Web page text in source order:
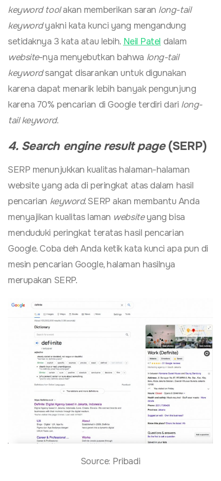
keyword toolakan memberikan saran long-tail
keywordyakni kata kunci yang mengandung
setidaknya 3 kata atau lebih. Neil Patel dalam
website-nya menyebutkan bahwa long-tail
keywordsangat disarankan untuk digunakan
karena dapat menarik lebih banyak pengunjung
karena 70% pencarian di Google terdiri dari long-
tail keyword.
4. Search engine result page(SERP)
SERP menunjukkan kualitas halaman-halaman
website yang ada di peringkat atas dalam hasil
pencarian keyword. SERP akan membantu Anda
menyajikan kualitas laman websiteyang bisa
menduduki peringkat teratas hasil pencarian
Google. Coba deh Anda ketik kata kunci apa pun di
mesin pencarian Google, halaman hasilnya
merupakan SERP.
Source: Pribadi